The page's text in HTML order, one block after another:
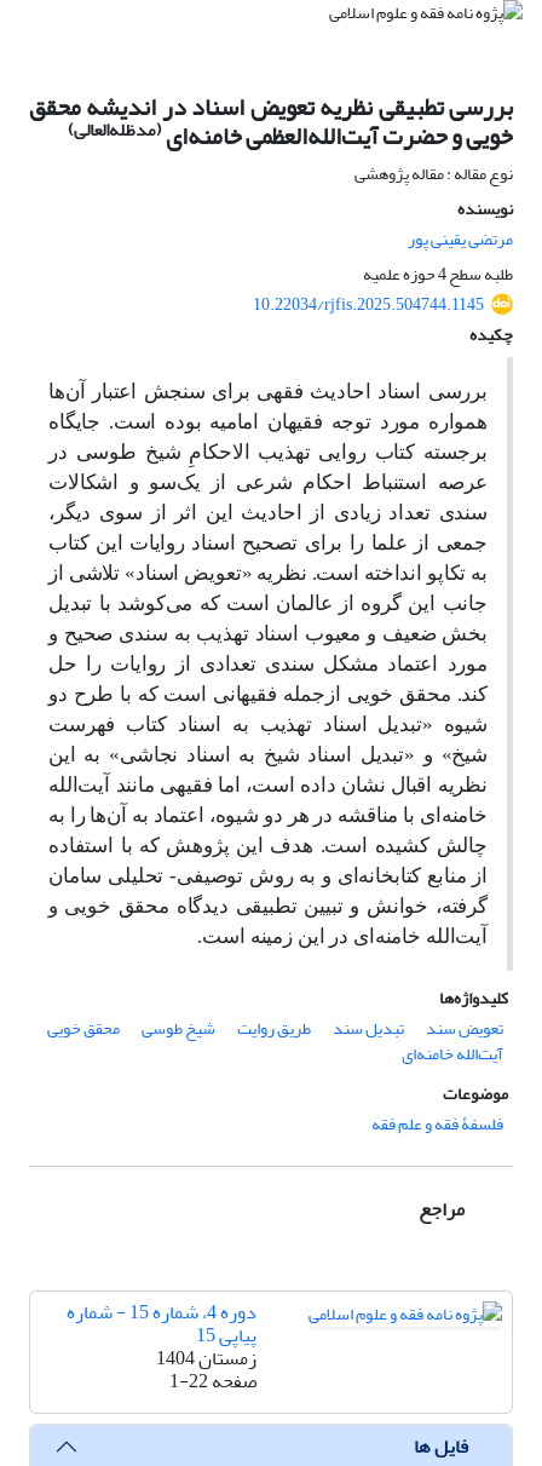
بررسی تطبیقی نظریه تعویض اسناد در اندیشه محقق
خویی و حضرت آیت‌الله‌العظمی خامنه‌ای(مدظله‌العالی)
نوع مقاله : مقاله پژوهشی
نویسنده
مرتضی یقینی پور
طلبه سطح 4 حوزه علمیه
10.22034/rjfis.2025.504744.1145
چکیده
بررسی اسناد احادیث فقهی برای سنجش اعتبار آن‌ها
همواره مورد توجه فقیهان امامیه بوده است. جایگاه
برجسته کتاب روایی تهذیب الاحکامِ شیخ طوسی در
عرصه استنباط احکام شرعی از یک‌سو و اشکالات
سندی تعداد زیادی از احادیث این اثر از سوی دیگر،
جمعی از علما را برای تصحیح اسناد روایات این کتاب
به تکاپو انداخته است. نظریه «تعویض اسناد» تلاشی از
جانب این گروه از عالمان است که می‌کوشد با تبدیل
بخش ضعیف و معیوب اسناد تهذیب به سندی صحیح و
مورد اعتماد مشکل سندی تعدادی از روایات را حل
کند. محقق خویی ازجمله فقیهانی است که با طرح دو
شیوه «تبدیل اسناد تهذیب به اسناد کتاب فهرست
شیخ» و «تبدیل اسناد شیخ به اسناد نجاشی» به این
نظریه اقبال نشان داده است، اما فقیهی مانند آیت‌الله
خامنه‌ای با مناقشه در هر دو شیوه، اعتماد به آن‌ها را به
چالش کشیده است. هدف این پژوهش که با استفاده
از منابع کتابخانه‌ای و به روش توصیفی- تحلیلی سامان
گرفته، خوانش و تبیین تطبیقی دیدگاه محقق خویی و
آیت‌الله خامنه‌ای در این زمینه است.
کلیدواژه‌ها
تعویض سند
تبدیل سند طریق روایت شیخ طوسی محقق خویی
آیت‌الله خامنه‌ای
موضوعات
فلسفۀ فقه و علم فقه
مراجع
دوره 4، شماره 15 - شماره
پیاپی 15
زمستان 1404
صفحه1-22
فایل ها